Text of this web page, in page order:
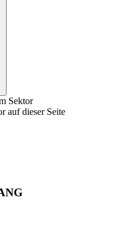
Sektor
auf dieser Seite